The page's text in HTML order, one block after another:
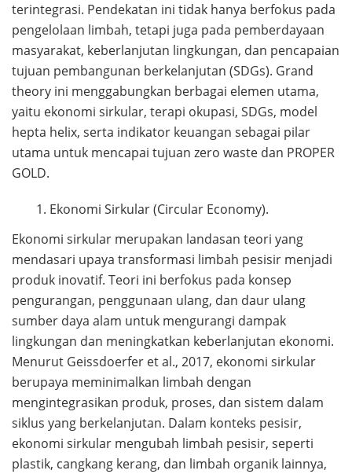
terintegrasi. Pendekatan ini tidak hanya berfokus pada
pengelolaan limbah, tetapi juga pada pemberdayaan
masyarakat, keberlanjutan lingkungan, dan pencapaian
tujuan pembangunan berkelanjutan (SDGs). Grand
theory ini menggabungkan berbagai elemen utama,
yaitu ekonomi sirkular, terapi okupasi, SDGs, model
hepta helix, serta indikator keuangan sebagai pilar
utama untuk mencapai tujuan zero waste dan PROPER
GOLD.
Ekonomi Sirkular (Circular Economy).
Ekonomi sirkular merupakan landasan teori yang
mendasari upaya transformasi limbah pesisir menjadi
produk inovatif. Teori ini berfokus pada konsep
pengurangan, penggunaan ulang, dan daur ulang
sumber daya alam untuk mengurangi dampak
lingkungan dan meningkatkan keberlanjutan ekonomi.
Menurut Geissdoerfer et al., 2017, ekonomi sirkular
berupaya meminimalkan limbah dengan
mengintegrasikan produk, proses, dan sistem dalam
siklus yang berkelanjutan. Dalam konteks pesisir,
ekonomi sirkular mengubah limbah pesisir, seperti
plastik, cangkang kerang, dan limbah organik lainnya,